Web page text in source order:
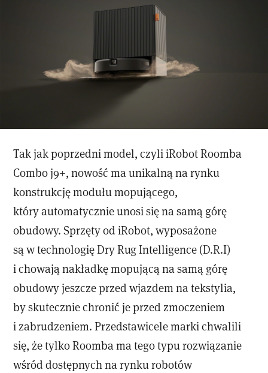
Tak jak poprzedni model, czyli iRobot Roomba
Combo j9+, nowość ma unikalną na rynku
konstrukcję modułu mopującego,
który automatycznie unosi się na samą górę
obudowy. Sprzęty od iRobot, wyposażone
są w technologię Dry Rug Intelligence (D.R.I)
i chowają nakładkę mopującą na samą górę
obudowy jeszcze przed wjazdem na tekstylia,
by skutecznie chronić je przed zmoczeniem
i zabrudzeniem. Przedstawicele marki chwalili
się, że tylko Roomba ma tego typu rozwiązanie
wśród dostępnych na rynku robotów